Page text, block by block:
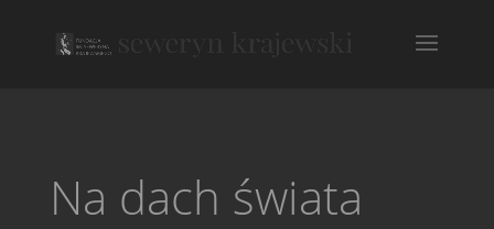
Na dach świata